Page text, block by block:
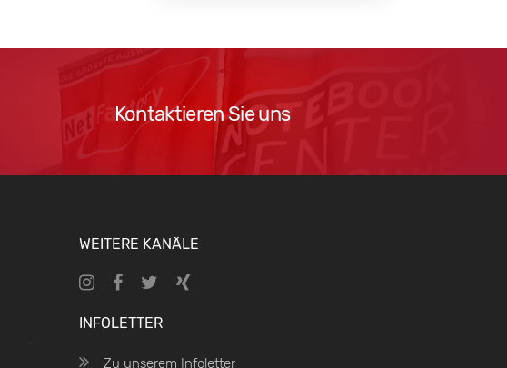
Kontaktieren
Sie
Kontaktieren Sie uns
WEITERE KANÄLE
INFOLETTER
Zu unserem Infoletter